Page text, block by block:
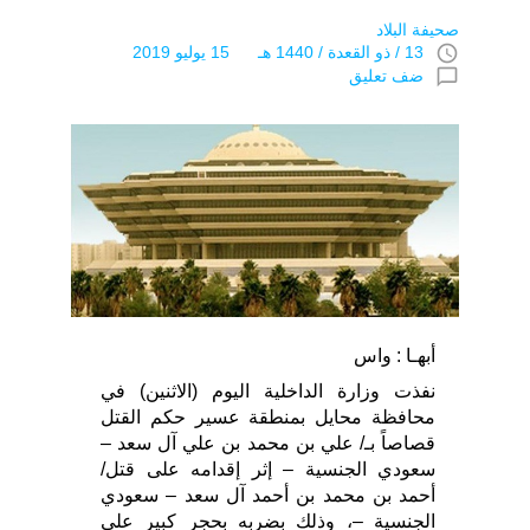
صحيفة البلاد
access_time 13 / ذو القعدة / 1440 هـ 15 يوليو 2019
chat_bubble_outline ضف تعليق
أبهـا : واس
نفذت وزارة الداخلية اليوم (الاثنين) في
محافظة محايل بمنطقة عسير حكم القتل
قصاصاً بـ/ علي بن محمد بن علي آل سعد –
سعودي الجنسية – إثر إقدامه على قتل/
أحمد بن محمد بن أحمد آل سعد – سعودي
الجنسية –، وذلك بضربه بحجر كبير على